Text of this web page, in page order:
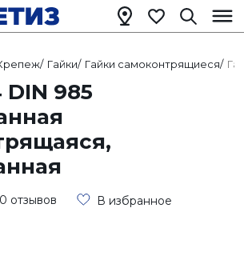
/ Гайки/ Гайки самоконтрящиеся/
985
0 отзывов В избранное